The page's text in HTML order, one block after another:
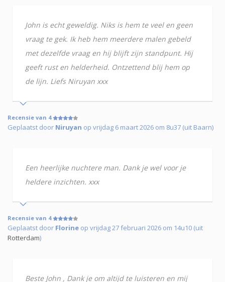
John is echt geweldig. Niks is hem te veel en geen
vraag te gek. Ik heb hem meerdere malen gebeld
met dezelfde vraag en hij blijft zijn standpunt. Hij
geeft rust en helderheid. Ontzettend blij hem op
de lijn. Liefs Niruyan xxx
Recensie van 4
Geplaatst door Niruyan op vrijdag 6 maart 2026 om 8u37 (uit Baarn)
Een heerlijke nuchtere man. Dank je wel voor je
heldere inzichten. xxx
Recensie van 4
Geplaatst door Florine op vrijdag 27 februari 2026 om 14u10 (uit
Rotterdam)
Beste John , Dank je om altijd te luisteren en mij